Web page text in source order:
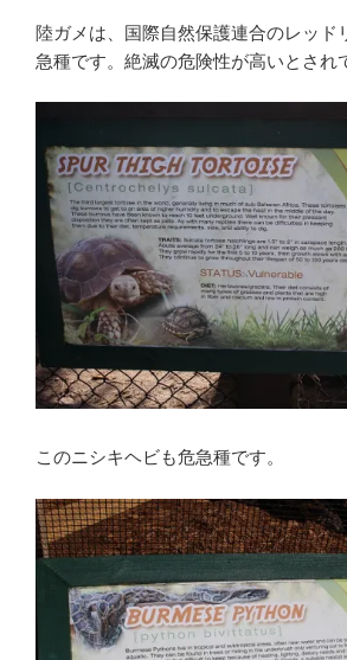
陸ガメは、国際自然保護連合のレッド
急種です。絶滅の危険性が高いとされ
このニシキヘビも危急種です。